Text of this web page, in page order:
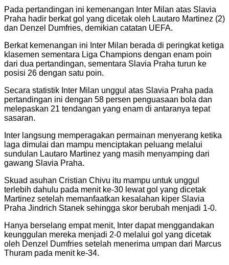
Pada pertandingan ini kemenangan Inter Milan atas Slavia
Praha hadir berkat gol yang dicetak oleh Lautaro Martinez (2)
dan Denzel Dumfries, demikian catatan UEFA.
Berkat kemenangan ini Inter Milan berada di peringkat ketiga
klasemen sementara Liga Champions dengan enam poin
dari dua pertandingan, sementara Slavia Praha turun ke
posisi 26 dengan satu poin.
Secara statistik Inter Milan unggul atas Slavia Praha pada
pertandingan ini dengan 58 persen penguasaan bola dan
melepaskan 21 tendangan yang enam di antaranya tepat
sasaran.
Inter langsung memperagakan permainan menyerang ketika
laga dimulai dan mampu menciptakan peluang melalui
sundulan Lautaro Martinez yang masih menyamping dari
gawang Slavia Praha.
Skuad asuhan Cristian Chivu itu mampu untuk unggul
terlebih dahulu pada menit ke-30 lewat gol yang dicetak
Martinez setelah memanfaatkan kesalahan kiper Slavia
Praha Jindrich Stanek sehingga skor berubah menjadi 1-0.
Hanya berselang empat menit, Inter dapat menggandakan
keunggulan mereka menjadi 2-0 melalui gol yang dicetak
oleh Denzel Dumfries setelah menerima umpan dari Marcus
Thuram pada menit ke-34.